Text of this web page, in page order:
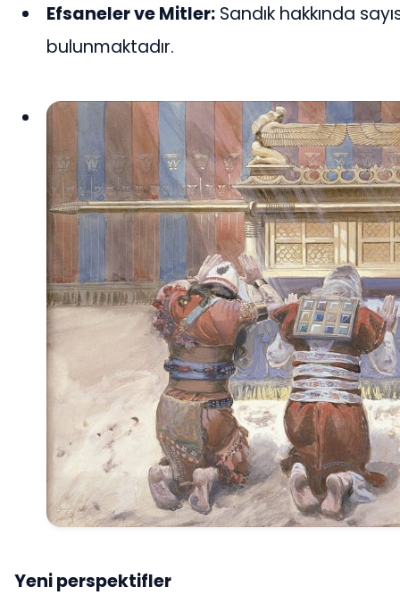
Efsaneler ve Mitler: Sandık hakkında
bulunmaktadır.
Yeni perspektifler